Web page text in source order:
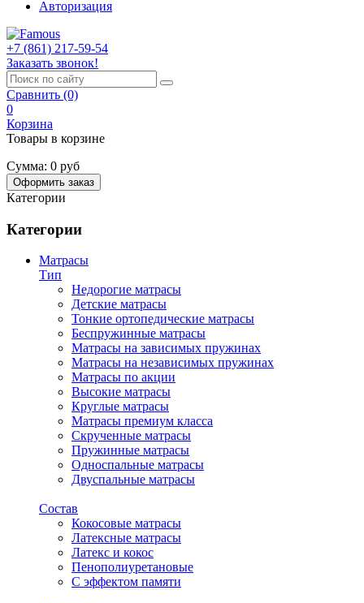
Авторизация
+7 (861) 217-59-54
Заказать звонок!
Сравнить (0)
0
Корзина
Товары в корзине
Сумма: 0 руб
Оформить заказ
Категории
Категории
Матрасы
Тип
Недорогие матрасы
Детские матрасы
Тонкие ортопедические матрасы
Беспружинные матрасы
Матрасы на зависимых пружинах
Матрасы на независимых пружинах
Матрасы по акции
Высокие матрасы
Круглые матрасы
Матрасы премиум класса
Скрученные матрасы
Пружинные матрасы
Односпальные матрасы
Двуспальные матрасы
Состав
Кокосовые матрасы
Латексные матрасы
Латекс и кокос
Пенополиуретановые
С эффектом памяти